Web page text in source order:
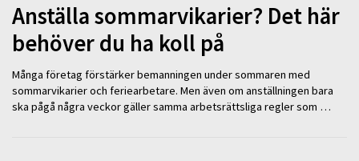
Anställa sommarvikarier? Det här
behöver du ha koll på
Många företag förstärker bemanningen under sommaren med
sommarvikarier och feriearbetare. Men även om anställningen bara
ska pågå några veckor gäller samma arbetsrättsliga regler som …